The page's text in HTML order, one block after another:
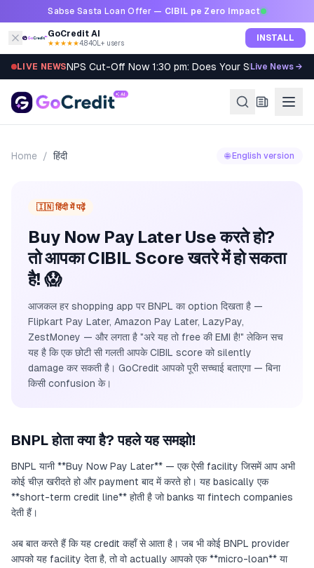
Skip to contentSabse Sasta Loan Offer — CIBIL pe Zero Impact
GoCredit AI
★★★★★4.8·40L+ users INSTALL
LIVE NEWSNPS Cut-Off Now 1:30 pm: Does Your SIP Qualify?
Live News →
Home / हिंदी 🌐 English version
🇮🇳 हिंदी में पढ़ें
Buy Now Pay Later Use करते हो?
तो आपका CIBIL Score खतरे में हो सकता
है! 😱
आजकल हर shopping app पर BNPL का option दिखता है —
Flipkart Pay Later, Amazon Pay Later, LazyPay,
ZestMoney — और लगता है "अरे यह तो free की EMI है!" लेकिन सच
यह है कि एक छोटी सी गलती आपके CIBIL score को silently
damage कर सकती है। GoCredit आपको पूरी सच्चाई बताएगा — बिना
किसी confusion के।
BNPL होता क्या है? पहले यह समझो!
BNPL यानी **Buy Now Pay Later** — एक ऐसी facility जिसमें आप अभी
कोई चीज़ खरीदते हो और payment बाद में करते हो। यह basically एक
**short-term credit line** होती है जो banks या fintech companies
देती हैं।
अब बात करते हैं कि यह credit कहाँ से आता है। जब भी कोई BNPL provider
आपको यह facility देता है, तो वो actually आपको एक **micro-loan** या